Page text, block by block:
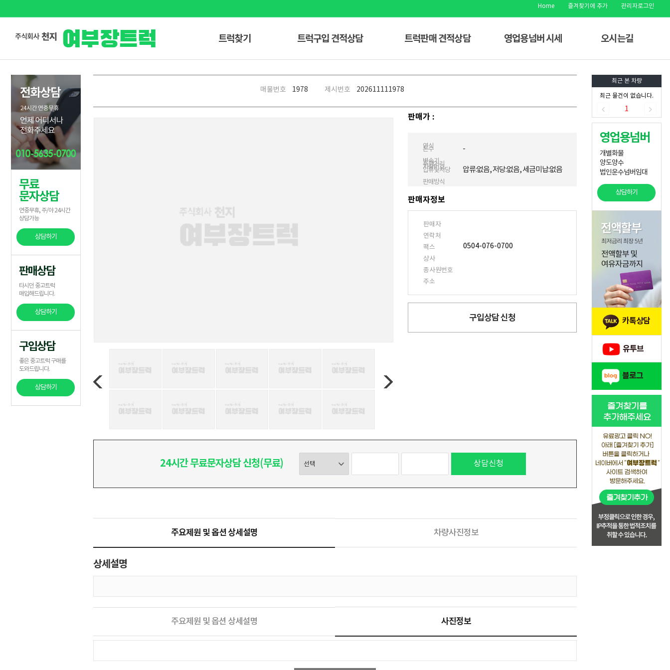
Home 즐겨찾기에 추가 관리자로그인
트럭찾기 트럭구입 견적상담 트럭판매 견적상담 영업용넘버 시세 오시는길
최근 본 차량
최근 물건이 없습니다.
1
영업용넘버
개별화물
양도양수
법인운수넘버임대
상담하기
카톡상담
유투브
블로그
무료
문자상담
연중무휴, 주/야 24시간
상담가능
상담하기
판매상담
타시던 중고트럭
매입해드립니다.
상담하기
구입상담
좋은 중고트럭 구매를
도와드립니다.
상담하기
매물번호 1978 제시번호 202611111978
판매가 :
연식
톤수 -
변속기
주행거리
차량번호
압류및저당 압류:없음, 저당:없음, 세금미납:없음
판매방식
판매자정보
판매자
연락처
팩스
0504-076-0700
상사
종사원번호
주소
구입상담 신청
24시간 무료문자상담 신청(무료)
주요제원 및 옵션 상세설명 차량사진정보
상세설명
주요제원 및 옵션 상세설명 사진정보